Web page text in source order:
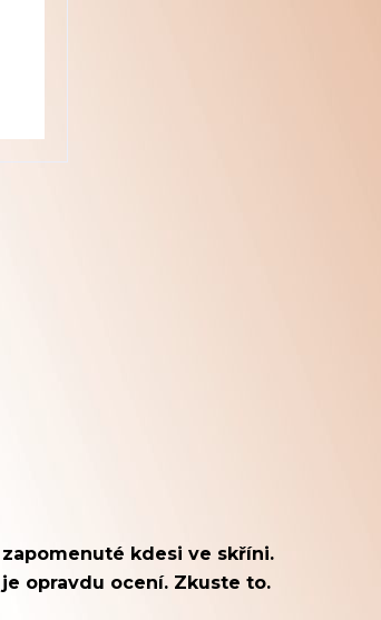
kdesi ve skříni.
opravdu ocení. Zkuste to.